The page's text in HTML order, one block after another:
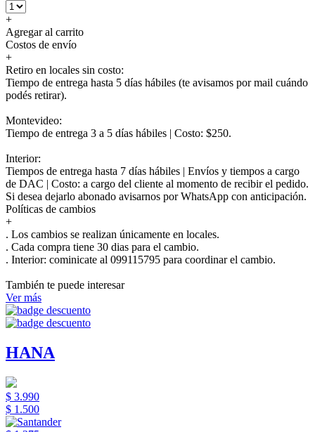
+
Agregar al carrito
Costos de envío
+
Retiro en locales sin costo:
Tiempo de entrega hasta 5 días hábiles (te avisamos por mail cuándo
podés retirar).
Montevideo:
Tiempo de entrega 3 a 5 días hábiles | Costo: $250.
Interior:
Tiempos de entrega hasta 7 días hábiles | Envíos y tiempos a cargo
de DAC | Costo: a cargo del cliente al momento de recibir el pedido.
Si desea dejarlo abonado avisarnos por WhatsApp con anticipación.
Políticas de cambios
+
. Los cambios se realizan únicamente en locales.
. Cada compra tiene 30 dias para el cambio.
. Interior: cominicate al 099115795 para coordinar el cambio.
También te puede interesar
Ver más
HANA
$ 3.990
$ 1.500